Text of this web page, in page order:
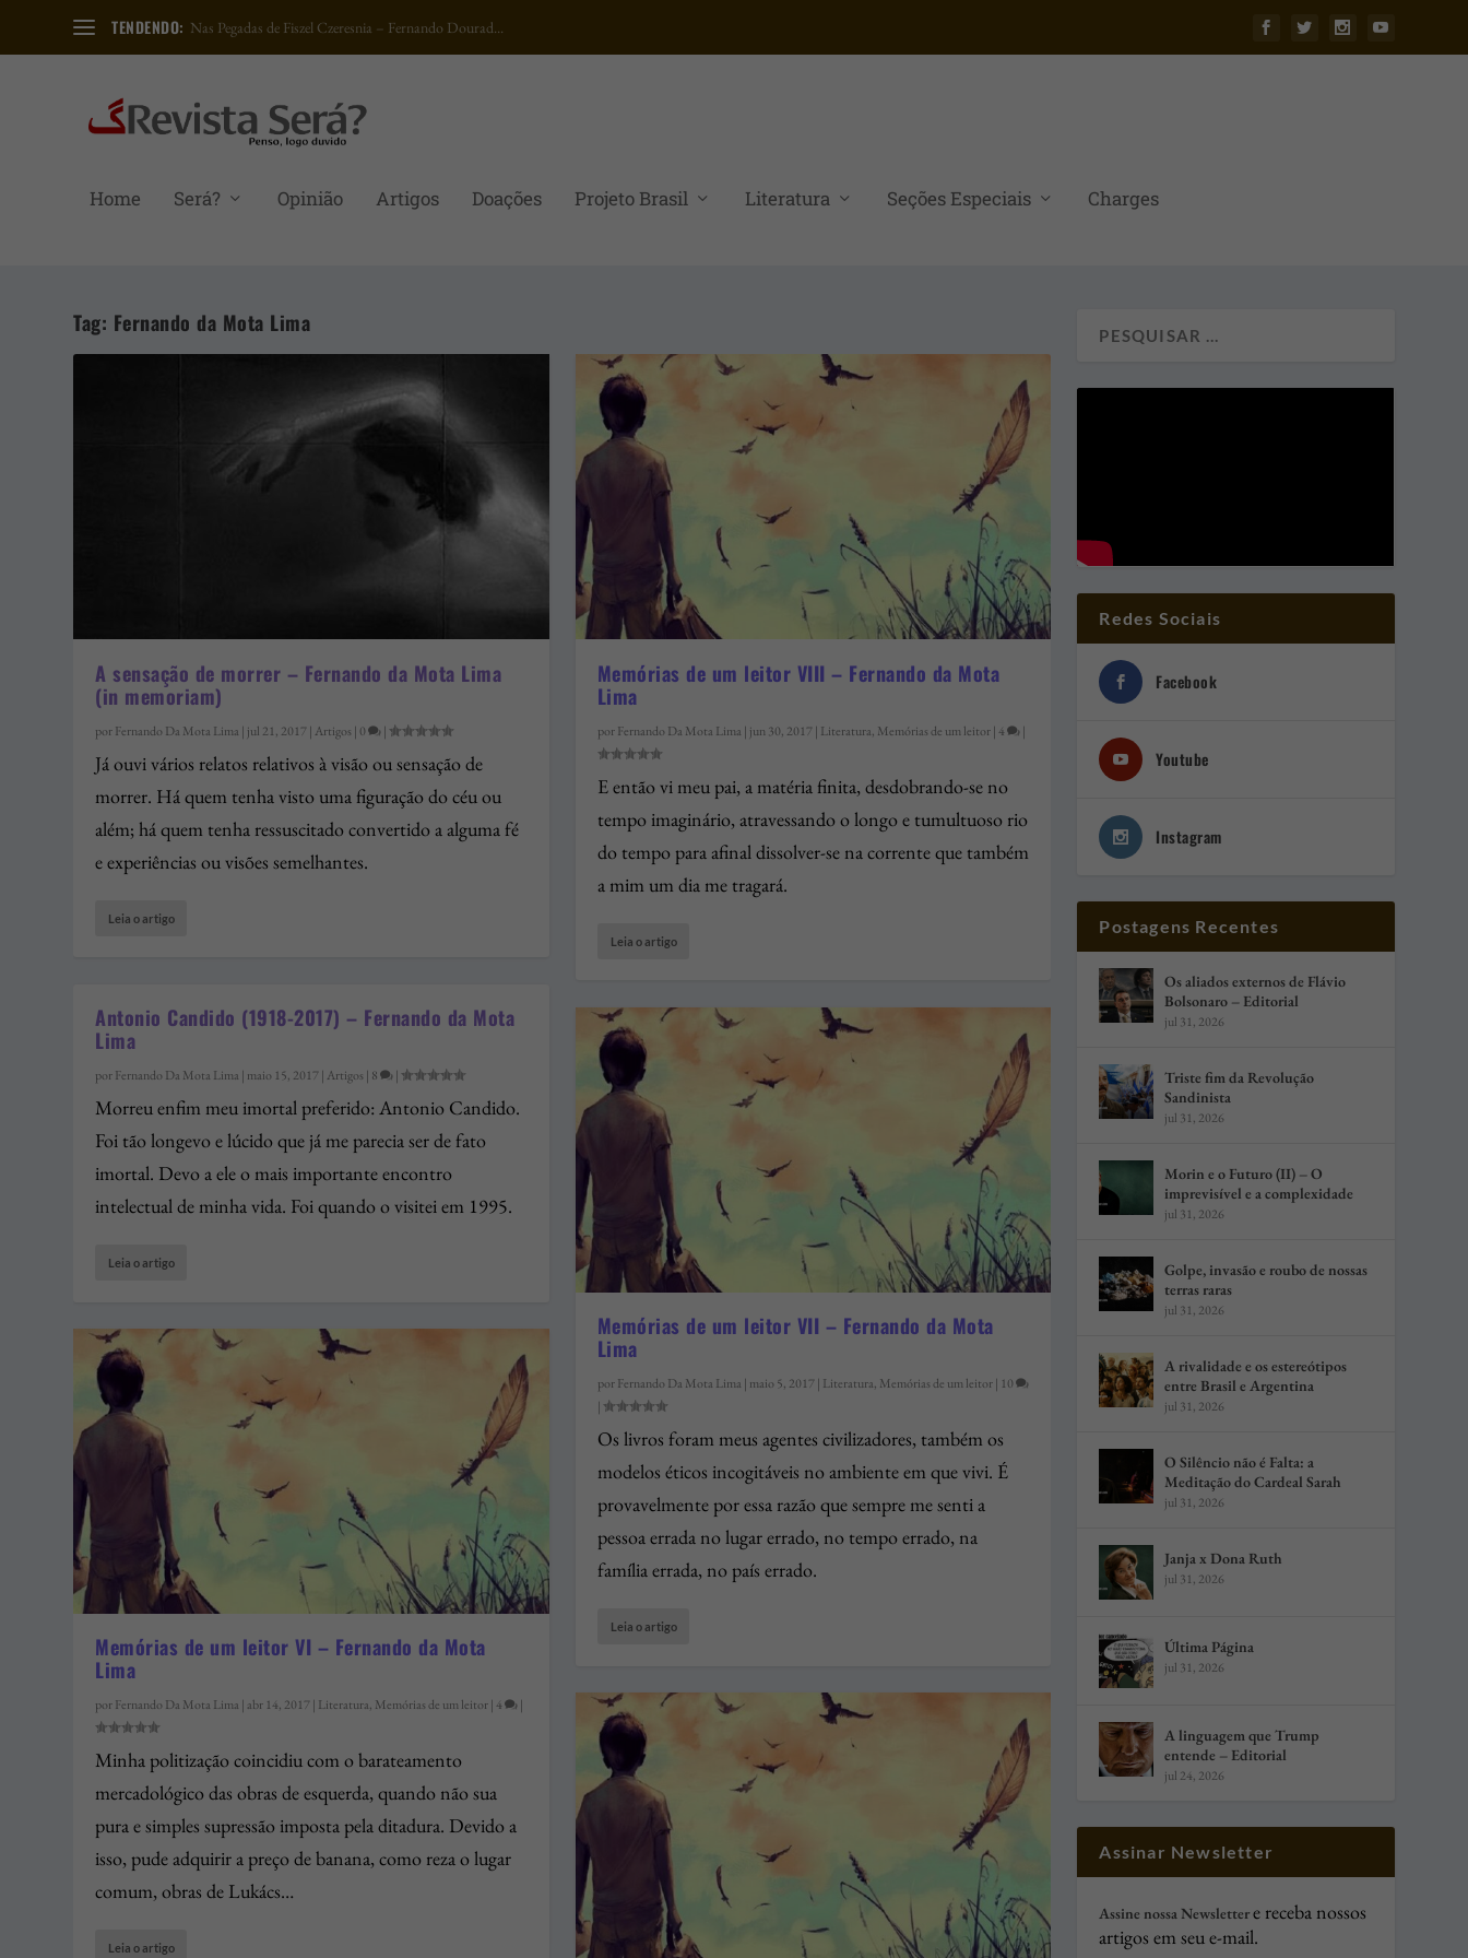
TENDENDO: Carta a um amigo petista – Elimar Pinheiro do Nas...
Home Será? Opinião Artigos Doações Projeto Brasil Literatura Seções Especiais Charges
Tag: Fernando da Mota Lima
A sensação de morrer – Fernando da Mota Lima
(in memoriam)
porFernando Da Mota Lima | jul 21, 2017 | Artigos | 0 |
Já ouvi vários relatos relativos à visão ou sensação de
morrer. Há quem tenha visto uma figuração do céu ou
além; há quem tenha ressuscitado convertido a alguma fé
e experiências ou visões semelhantes.
Leia o artigo
Antonio Candido (1918-2017) – Fernando da Mota
Lima
porFernando Da Mota Lima | maio 15, 2017 | Artigos | 8 |
Morreu enfim meu imortal preferido: Antonio Candido.
Foi tão longevo e lúcido que já me parecia ser de fato
imortal. Devo a ele o mais importante encontro
intelectual de minha vida. Foi quando o visitei em 1995.
Leia o artigo
Memórias de um leitor VI – Fernando da Mota
Lima
porFernando Da Mota Lima | abr 14, 2017 | Literatura, Memórias de um leitor|4 |
Minha politização coincidiu com o barateamento
mercadológico das obras de esquerda, quando não sua
pura e simples supressão imposta pela ditadura. Devido a
isso, pude adquirir a preço de banana, como reza o lugar
comum, obras de Lukács…
Leia o artigo
Memórias de um leitor VIII – Fernando da Mota
Lima
porFernando Da Mota Lima | jun 30, 2017 | Literatura, Memórias de um leitor|4 |
E então vi meu pai, a matéria finita, desdobrando-se no
tempo imaginário, atravessando o longo e tumultuoso rio
do tempo para afinal dissolver-se na corrente que também
a mim um dia me tragará.
Leia o artigo
Memórias de um leitor VII – Fernando da Mota
Lima
porFernando Da Mota Lima | maio 5, 2017 | Literatura, Memórias de um leitor| 10
|
Os livros foram meus agentes civilizadores, também os
modelos éticos incogitáveis no ambiente em que vivi. É
provavelmente por essa razão que sempre me senti a
pessoa errada no lugar errado, no tempo errado, na
família errada, no país errado.
Leia o artigo
Redes Sociais
Facebook
Youtube
Instagram
Postagens Recentes
Os aliados externos de Flávio
Bolsonaro – Editorial
jul 31, 2026
Triste fim da Revolução
Sandinista
jul 31, 2026
Morin e o Futuro (II) – O
imprevisível e a complexidade
jul 31, 2026
Golpe, invasão e roubo de nossas
terras raras
jul 31, 2026
A rivalidade e os estereótipos
entre Brasil e Argentina
jul 31, 2026
O Silêncio não é Falta: a
Meditação do Cardeal Sarah
jul 31, 2026
Janja x Dona Ruth
jul 31, 2026
Última Página
jul 31, 2026
A linguagem que Trump
entende – Editorial
jul 24, 2026
Assinar Newsletter
Assine nossa Newslettere receba nossos
artigos em seu e-mail.